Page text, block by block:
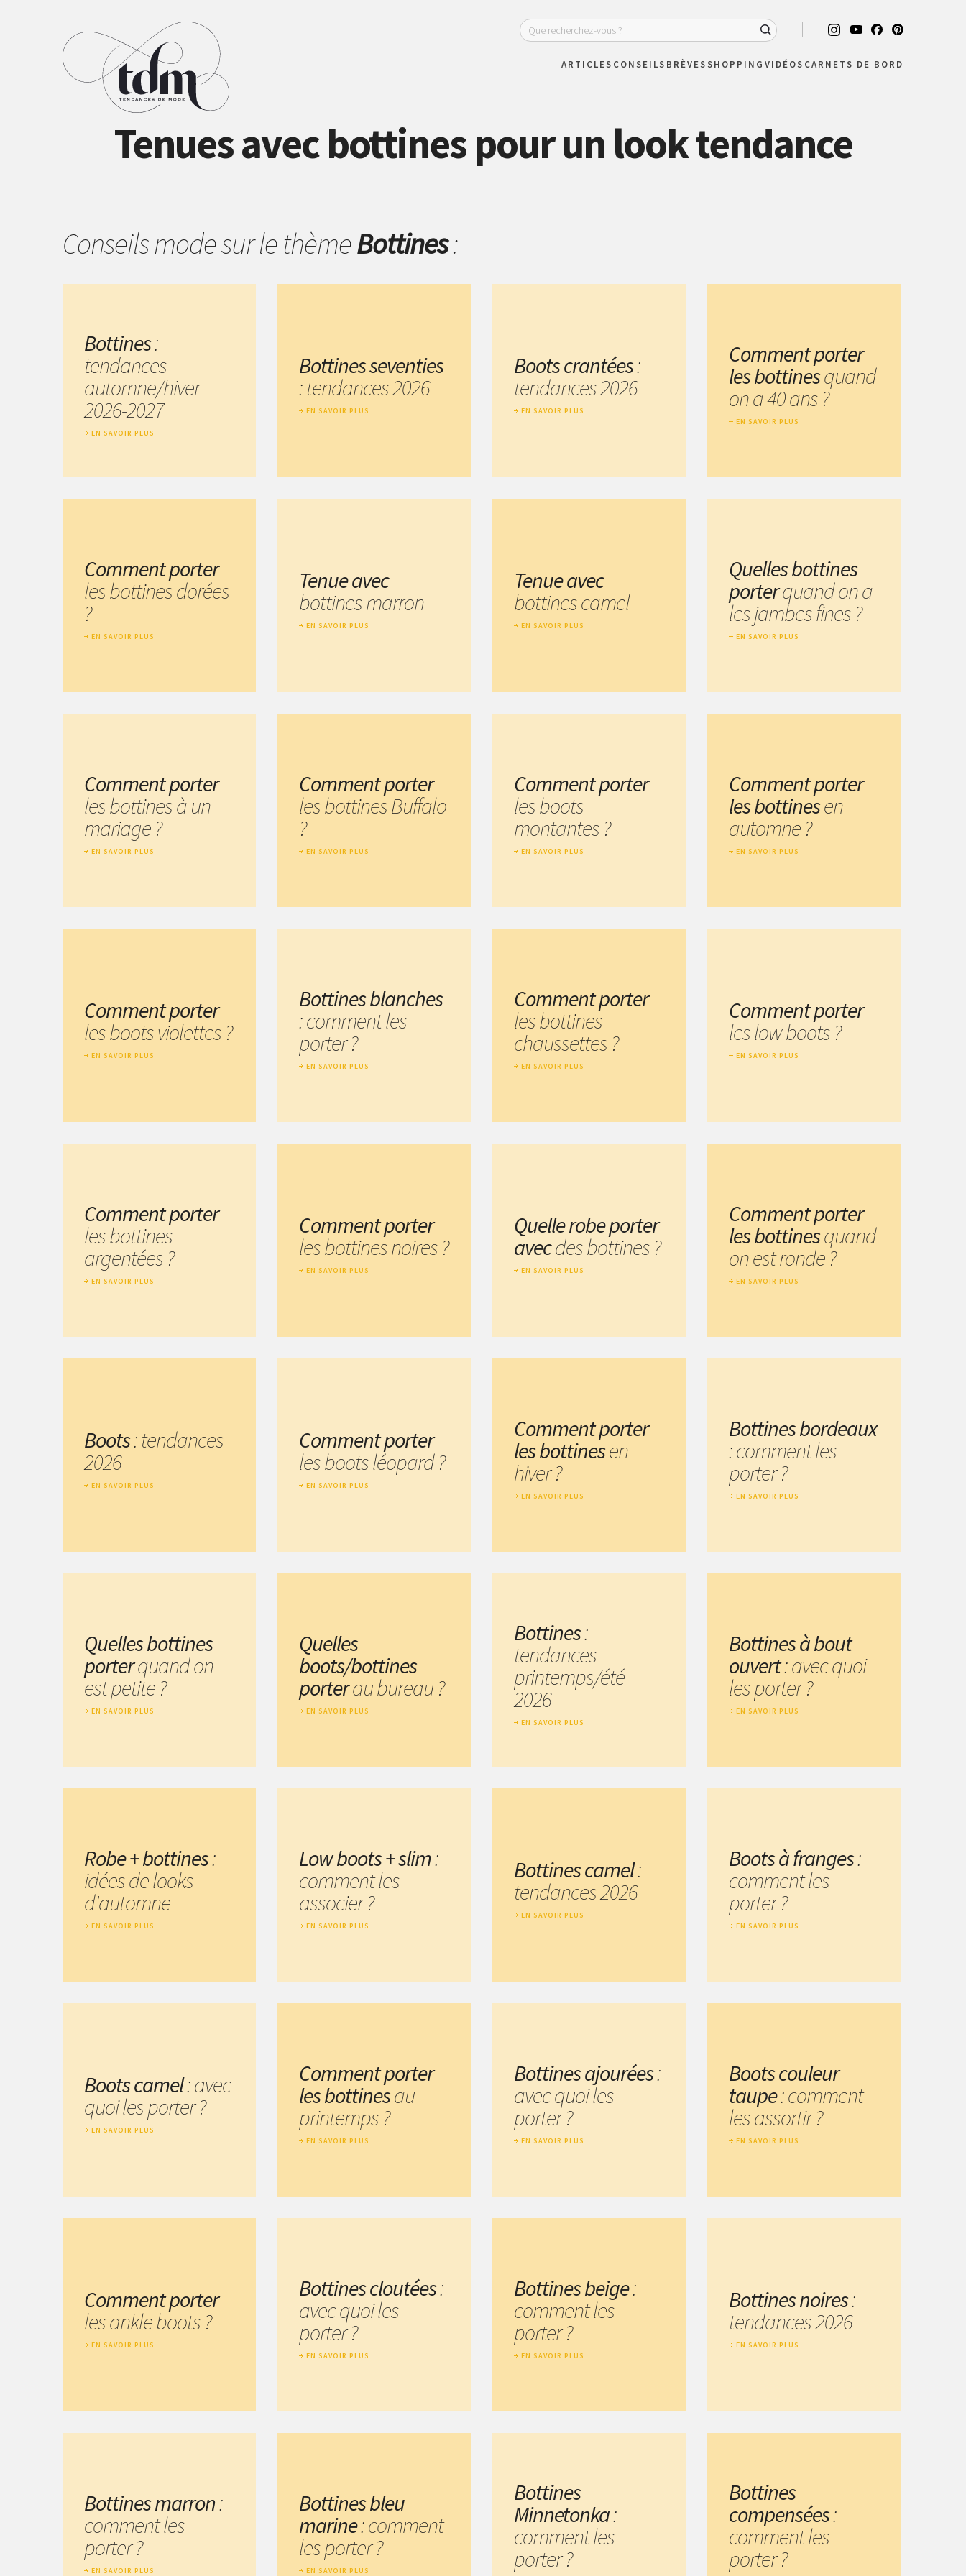
ARTICLES CONSEILS BRÈVESSHOPPING VIDÉOS CARNETS DE BORD
Tenues avec bottines pour un look tendance
Conseils mode sur le thèmeBottines:
Bottines:
tendances
automne/hiver
2026-2027
EN SAVOIR PLUS
Bottines seventies
: tendances 2026
EN SAVOIR PLUS
Boots crantées:
tendances 2026
EN SAVOIR PLUS
Comment porter
les bottinesquand
on a 40 ans ?
EN SAVOIR PLUS
Comment porter
les bottines dorées
?
EN SAVOIR PLUS
Tenue avec
bottines marron
EN SAVOIR PLUS
Tenue avec
bottines camel
EN SAVOIR PLUS
Quelles bottines
porterquand on a
les jambes fines ?
EN SAVOIR PLUS
Comment porter
les bottines à un
mariage ?
EN SAVOIR PLUS
Comment porter
les bottines Buffalo
?
EN SAVOIR PLUS
Comment porter
les boots
montantes ?
EN SAVOIR PLUS
Comment porter
les bottinesen
automne ?
EN SAVOIR PLUS
Comment porter
les boots violettes ?
EN SAVOIR PLUS
Bottines blanches
: comment les
porter ?
EN SAVOIR PLUS
Comment porter
les bottines
chaussettes ?
EN SAVOIR PLUS
Comment porter
les low boots ?
EN SAVOIR PLUS
Comment porter
les bottines
argentées ?
EN SAVOIR PLUS
Comment porter
les bottines noires ?
EN SAVOIR PLUS
Quelle robe porter
avecdes bottines ?
EN SAVOIR PLUS
Comment porter
les bottinesquand
on est ronde ?
EN SAVOIR PLUS
Boots: tendances
2026
EN SAVOIR PLUS
Comment porter
les boots léopard ?
EN SAVOIR PLUS
Comment porter
les bottinesen
hiver ?
EN SAVOIR PLUS
Bottines bordeaux
: comment les
porter ?
EN SAVOIR PLUS
Quelles bottines
porterquand on
est petite ?
EN SAVOIR PLUS
Quelles
boots/bottines
porterau bureau ?
EN SAVOIR PLUS
Bottines:
tendances
printemps/été
2026
EN SAVOIR PLUS
Bottines à bout
ouvert: avec quoi
les porter ?
EN SAVOIR PLUS
Robe + bottines:
idées de looks
d'automne
EN SAVOIR PLUS
Low boots + slim:
comment les
associer ?
EN SAVOIR PLUS
Bottines camel:
tendances 2026
EN SAVOIR PLUS
Boots à franges:
comment les
porter ?
EN SAVOIR PLUS
Boots camel: avec
quoi les porter ?
EN SAVOIR PLUS
Comment porter
les bottinesau
printemps ?
EN SAVOIR PLUS
Bottines ajourées:
avec quoi les
porter ?
EN SAVOIR PLUS
Boots couleur
taupe: comment
les assortir ?
EN SAVOIR PLUS
Comment porter
les ankle boots ?
EN SAVOIR PLUS
Bottines cloutées:
avec quoi les
porter ?
EN SAVOIR PLUS
Bottines beige:
comment les
porter ?
EN SAVOIR PLUS
Bottines noires:
tendances 2026
EN SAVOIR PLUS
Bottines marron:
comment les
porter ?
EN SAVOIR PLUS
Bottines bleu
marine: comment
les porter ?
EN SAVOIR PLUS
Bottines
Minnetonka:
comment les
porter ?
Bottines
compensées:
comment les
porter ?